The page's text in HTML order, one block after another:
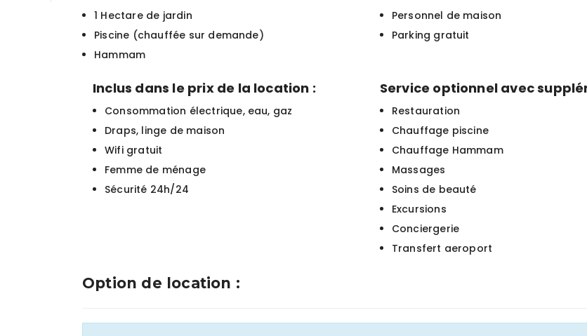
1 Hectare de jardin
Piscine (chauffée sur demande)
Hammam
Personnel de maison
Parking gratuit
Inclus dans le prix de la location :
Consommation électrique, eau, gaz
Draps, linge de maison
Wifi gratuit
Femme de ménage
Sécurité 24h/24
Service optionnel avec
Restauration
Chauffage piscine
Chauffage Hammam
Massages
Soins de beauté
Excursions
Conciergerie
Transfert aeroport
Option de location :